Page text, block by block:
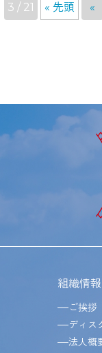
3 / 21 « 先頭 «
組織情報
ご挨拶
ディス
法人概